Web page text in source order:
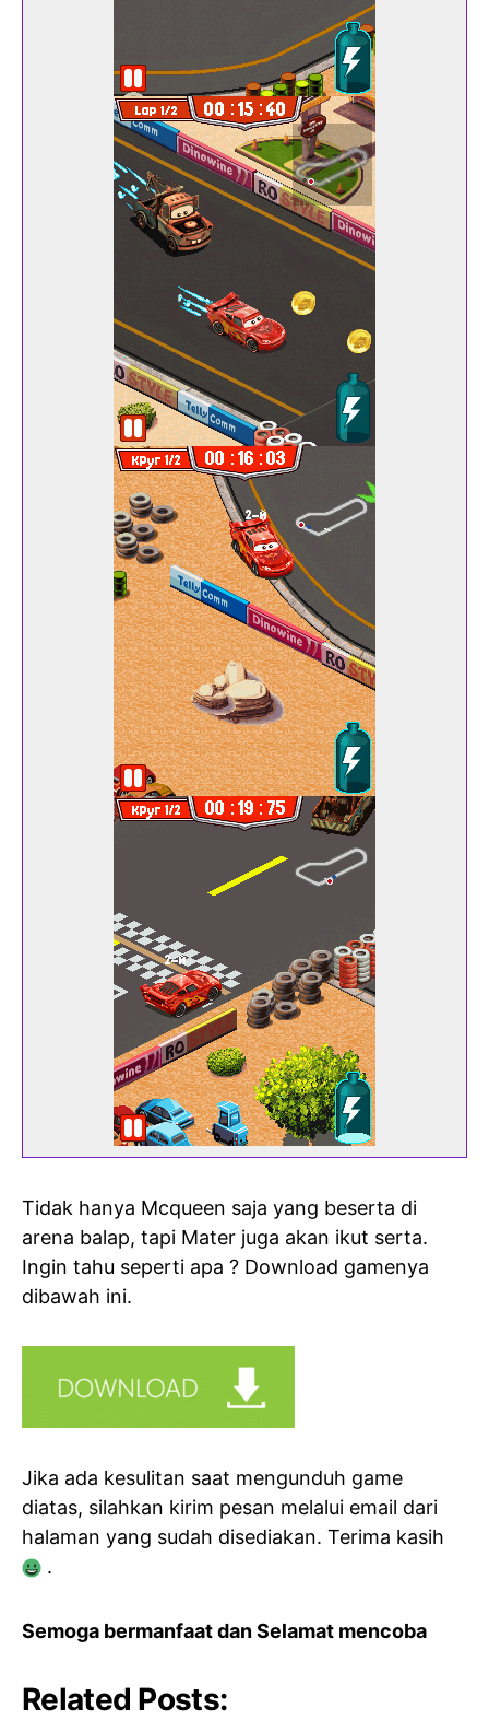
Tidak hanya Mcqueen saja yang beserta di
arena balap, tapi Mater juga akan ikut serta.
Ingin tahu seperti apa ? Download gamenya
dibawah ini.
Jika ada kesulitan saat mengunduh game
diatas, silahkan kirim pesan melalui email dari
halaman yang sudah disediakan. Terima kasih
.
Semoga bermanfaat dan Selamat mencoba
Related Posts: